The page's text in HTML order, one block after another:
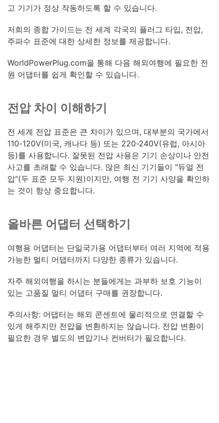
고 기기가 정상 작동하도록 할 수 있습니다.
저희의 종합 가이드는 전 세계 각국의 플러그 타입, 전압,
주파수 표준에 대한 상세한 정보를 제공합니다.
WorldPowerPlug.com을 통해 다음 해외여행에 필요한 전
원 어댑터를 쉽게 확인할 수 있습니다.
전압 차이 이해하기
전 세계 전압 표준은 큰 차이가 있으며, 대부분의 국가에서
110-120V(미국, 캐나다 등) 또는 220-240V(유럽, 아시아
등)를 사용합니다. 잘못된 전압 사용은 기기 손상이나 안전
사고를 초래할 수 있습니다. 많은 최신 기기들이 "듀얼 전
압"(두 표준 모두 지원)이지만, 여행 전 기기 사양을 확인하
는 것이 항상 중요합니다.
올바른 어댑터 선택하기
여행용 어댑터는 단일국가용 어댑터부터 여러 지역에 적용
가능한 멀티 어댑터까지 다양한 종류가 있습니다.
자주 해외여행을 하시는 분들에게는 과부하 보호 기능이
있는 고품질 멀티 어댑터 구매를 권장합니다.
주의사항: 어댑터는 해외 콘센트에 물리적으로 연결할 수
있게 해주지만 전압을 변환하지는 않습니다. 전압 변환이
필요한 경우 별도의 변압기나 컨버터가 필요합니다.